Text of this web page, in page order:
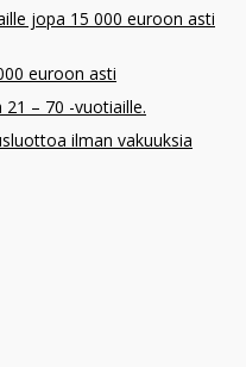
jopa 15 000 euroon asti
euroon asti
– 70 -vuotiaille.
ilman vakuuksia